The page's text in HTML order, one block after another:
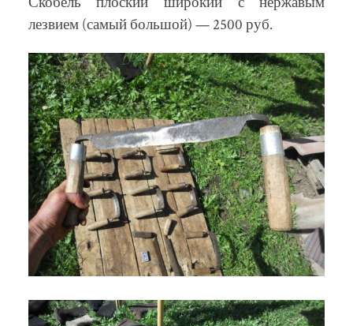
лезвием (самый большой) — 2500 руб.